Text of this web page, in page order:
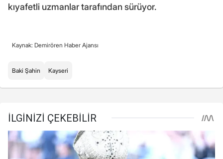
kıyafetli uzmanlar tarafından sürüyor.
Kaynak: Demirören Haber Ajansı
Baki Şahin Kayseri